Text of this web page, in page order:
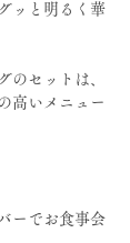
ッと明るく華
のセットは、
高いメニュー
ーでお食事会